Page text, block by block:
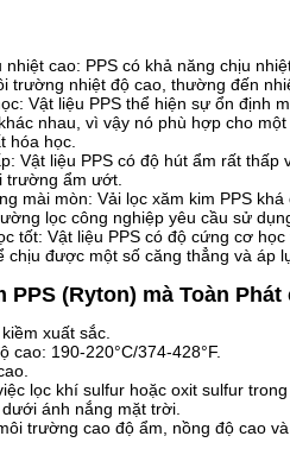
nhiệt cao: PPS có khả năng chịu
trường nhiệt độ cao, thường đến
Vật liệu PPS thể hiện sự ổn định
nhau, vì vậy nó phù hợp cho
hóa học.
Vật liệu PPS có độ hút ẩm rất thấp
trường ẩm ướt.
mài mòn: Vải lọc xăm kim PPS
lọc công nghiệp yêu cầu sử
tốt: Vật liệu PPS có độ cứng cơ
chịu được một số căng thẳng và áp
PPS (Ryton) mà Toàn Phát
xuất sắc.
cao: 190-220°C/374-428°F.
lọc khí sulfur hoặc oxit sulfur trong
ánh nắng mặt trời.
trường cao độ ẩm, nồng độ cao